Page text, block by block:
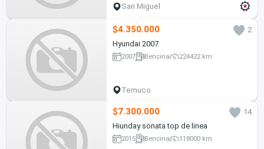
San Miguel
$4.350.000
2
Hyundai 2007
2007 Bencina 224422 km
Temuco
$7.300.000
14
Hiunday sonata top de linea
2015 Bencina 118000 km